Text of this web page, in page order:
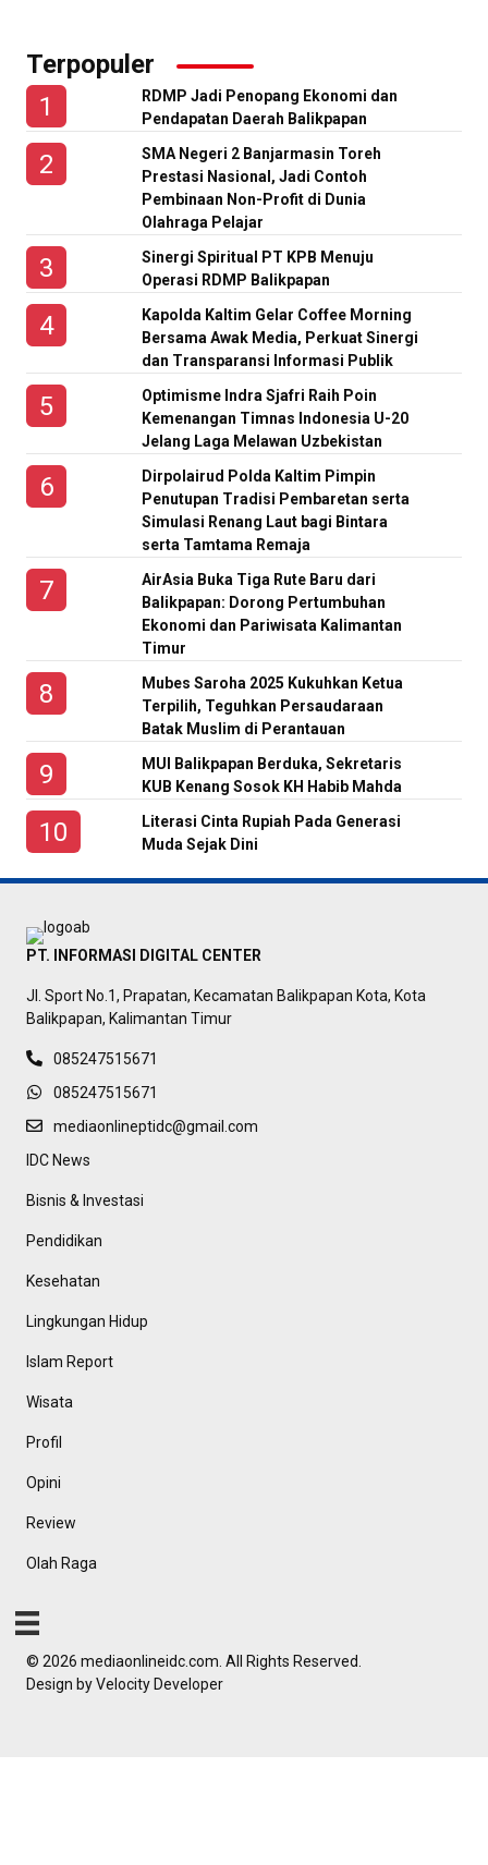
Terpopuler
RDMP Jadi Penopang Ekonomi dan
Pendapatan Daerah Balikpapan
SMA Negeri 2 Banjarmasin Toreh
Prestasi Nasional, Jadi Contoh
Pembinaan Non-Profit di Dunia
Olahraga Pelajar
Sinergi Spiritual PT KPB Menuju
Operasi RDMP Balikpapan
Kapolda Kaltim Gelar Coffee Morning
Bersama Awak Media, Perkuat Sinergi
dan Transparansi Informasi Publik
Optimisme Indra Sjafri Raih Poin
Kemenangan Timnas Indonesia U-20
Jelang Laga Melawan Uzbekistan
Dirpolairud Polda Kaltim Pimpin
Penutupan Tradisi Pembaretan serta
Simulasi Renang Laut bagi Bintara
serta Tamtama Remaja
AirAsia Buka Tiga Rute Baru dari
Balikpapan: Dorong Pertumbuhan
Ekonomi dan Pariwisata Kalimantan
Timur
Mubes Saroha 2025 Kukuhkan Ketua
Terpilih, Teguhkan Persaudaraan
Batak Muslim di Perantauan
MUI Balikpapan Berduka, Sekretaris
KUB Kenang Sosok KH Habib Mahda
Literasi Cinta Rupiah Pada Generasi
Muda Sejak Dini
PT. INFORMASI DIGITAL CENTER
Jl. Sport No.1, Prapatan, Kecamatan Balikpapan Kota, Kota
Balikpapan, Kalimantan Timur
085247515671
085247515671
mediaonlineptidc@gmail.com
IDC News
Bisnis & Investasi
Pendidikan
Kesehatan
Lingkungan Hidup
Islam Report
Wisata
Profil
Opini
Review
Olah Raga
© 2026 mediaonlineidc.com. All Rights Reserved.
Design byVelocity Developer